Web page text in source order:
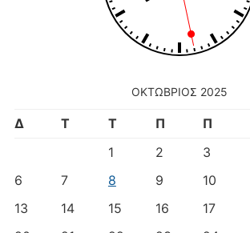
ΟΚΤΏΒΡΙΟΣ 2025
Δ Τ Τ Π Π
1
2 3
6
7 8 9 10
13
14 15 16 17